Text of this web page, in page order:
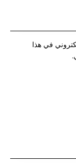
في هذا